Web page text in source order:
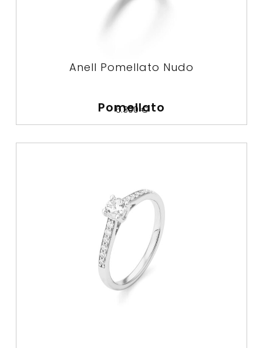
Anell Pomellato Nudo
Pomellato
6.300€